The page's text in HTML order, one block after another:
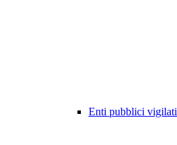
Enti pubblici vigilati